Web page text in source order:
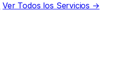
Ver Todos los Servicios →